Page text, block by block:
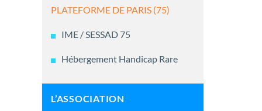
PLATEFORME DE PARIS (75)
IME / SESSAD 75
Hébergement Handicap Rare
L’ASSOCIATION